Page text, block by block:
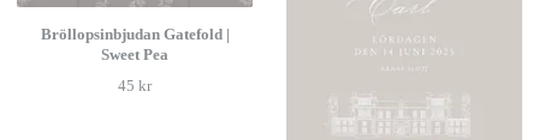
Bröllopsinbjudan Gatefold |
Sweet Pea
45 kr